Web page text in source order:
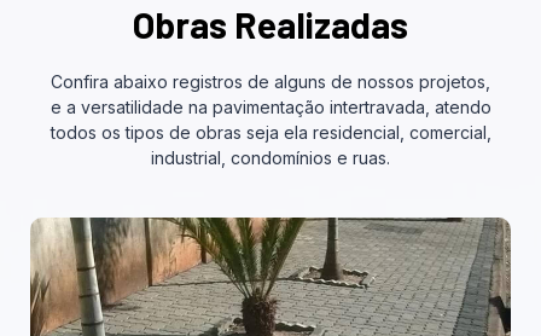
Obras Realizadas
Confira abaixo registros de alguns de nossos projetos,
e a versatilidade na pavimentação intertravada, atendo
todos os tipos de obras seja ela residencial, comercial,
industrial, condomínios e ruas.